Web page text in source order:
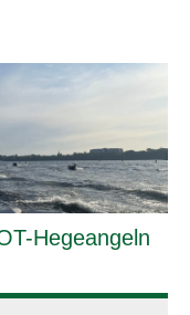
Hegeangeln